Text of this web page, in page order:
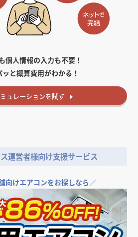
個人情報の入力も不要！
と概算費用がわかる！
ュレーションを試す
運営者様向け支援サービス
向けエアコンをお探しなら／